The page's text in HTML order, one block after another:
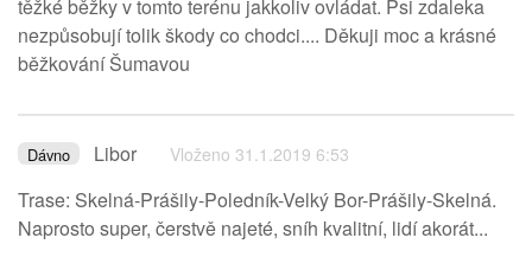
těžké běžky v tomto terénu jakkoliv ovládat. Psi zdaleka
nezpůsobují tolik škody co chodci.... Děkuji moc a krásné
běžkování Šumavou
Dávno Libor Vloženo 31.1.2019 6:53
Trase: Skelná-Prášily-Poledník-Velký Bor-Prášily-Skelná.
Naprosto super, čerstvě najeté, sníh kvalitní, lidí akorát...